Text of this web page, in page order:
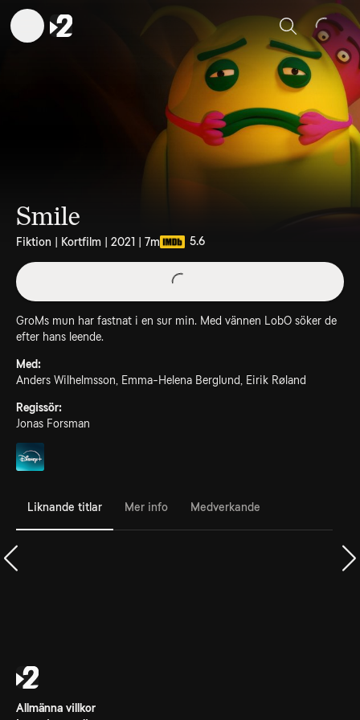
Sök
Smile
Fiktion | Kortfilm | 2021 | 7m 5.6
GroMs mun har fastnat i en sur min. Med vännen LobO söker de
efter hans leende.
Med:
Anders Wilhelmsson, Emma-Helena Berglund, Eirik Røland
Regissör:
Jonas Forsman
Liknande titlar Mer info Medverkande
Allmänna villkor